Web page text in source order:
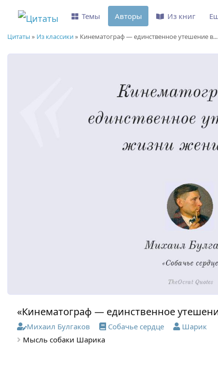
Цитаты » Из классики» Кинематограф — единственное утешение в...
«Кинематограф — единственное
Михаил Булгаков Собачье сердце
Шарик
Мысль собаки Шарика
Темы Авторы Из книг